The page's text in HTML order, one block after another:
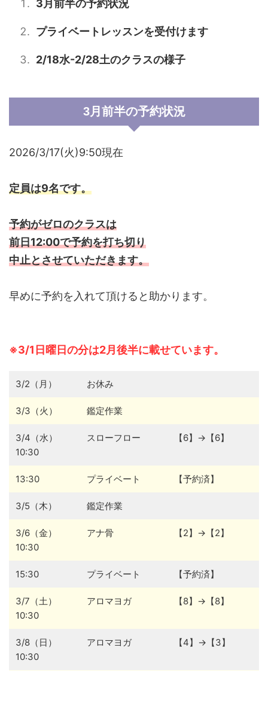
3月前半の予約状況
プライベートレッスンを受付けます
2/18水-2/28土のクラスの様子
3月前半の予約状況
2026/3/17(火)9:50現在
定員は9名です。
予約がゼロのクラスは
前日12:00で予約を打ち切り
中止とさせていただきます。
早めに予約を入れて頂けると助かります。
※3/1日曜日の分は2月後半に載せています。
3/2（月） お休み
3/3（火） 鑑定作業
3/4（水）
10:30
スローフロー 【6】→【6】
13:30 プライベート 【予約済】
3/5（木） 鑑定作業
3/6（金）
10:30
アナ骨 【2】→【2】
15:30 プライベート 【予約済】
3/7（土）
10:30
アロマヨガ 【8】→【8】
3/8（日）
10:30
アロマヨガ 【4】→【3】